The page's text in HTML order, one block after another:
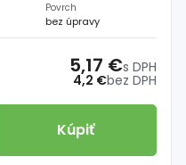
Povrch
bez úpravy
4,2 €bez DPH
5,17 €s DPH
Kúpiť